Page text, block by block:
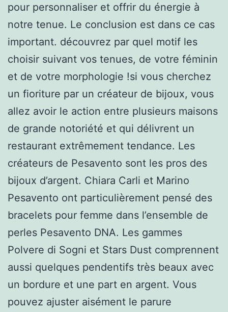
pour personnaliser et offrir du énergie à
notre tenue. Le conclusion est dans ce cas
important. découvrez par quel motif les
choisir suivant vos tenues, de votre féminin
et de votre morphologie !si vous cherchez
un fioriture par un créateur de bijoux, vous
allez avoir le action entre plusieurs maisons
de grande notoriété et qui délivrent un
restaurant extrêmement tendance. Les
créateurs de Pesavento sont les pros des
bijoux d’argent. Chiara Carli et Marino
Pesavento ont particulièrement pensé des
bracelets pour femme dans l’ensemble de
perles Pesavento DNA. Les gammes
Polvere di Sogni et Stars Dust comprennent
aussi quelques pendentifs très beaux avec
un bordure et une part en argent. Vous
pouvez ajuster aisément le parure